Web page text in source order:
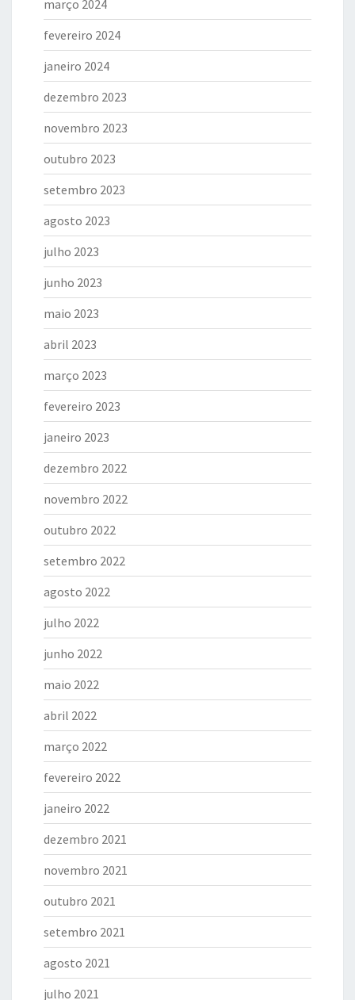
março 2024
fevereiro 2024
janeiro 2024
dezembro 2023
novembro 2023
outubro 2023
setembro 2023
agosto 2023
julho 2023
junho 2023
maio 2023
abril 2023
março 2023
fevereiro 2023
janeiro 2023
dezembro 2022
novembro 2022
outubro 2022
setembro 2022
agosto 2022
julho 2022
junho 2022
maio 2022
abril 2022
março 2022
fevereiro 2022
janeiro 2022
dezembro 2021
novembro 2021
outubro 2021
setembro 2021
agosto 2021
julho 2021